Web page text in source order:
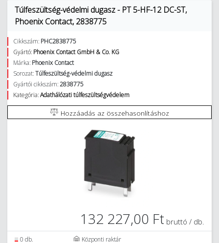
Túlfeszültség-védelmi dugasz - PT 5-HF-12 DC-ST,
Phoenix Contact, 2838775
Cikkszám: PHC2838775
Gyártó: Phoenix Contact GmbH & Co. KG
Márka: Phoenix Contact
Sorozat:Túlfeszültség-védelmi dugasz
Gyártói cikkszám:2838775
Kategória:Adathálózati túlfeszültségvédelem
Hozzáadás az összehasonlításhoz
132 227,00 Ft bruttó / db.
0 db. Központi raktár